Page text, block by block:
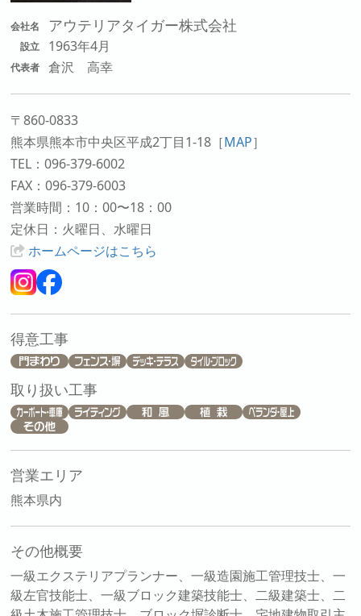
会社名 アウテリアタイガー株式会社
設立 1963年4月
代表者 倉沢 高幸
〒860-0833
熊本県熊本市中央区平成2丁目1-18 ［MAP］
TEL：096-379-6002
FAX：096-379-6003
営業時間：10：00〜18：00
定休日：火曜日、水曜日
ホームページはこちら
得意工事
取り扱い工事
営業エリア
熊本県内
その他概要
一級エクステリアプランナー、一級造園施工管理技士、一
級左官技能士、一級ブロック建築技能士、二級建築士、二